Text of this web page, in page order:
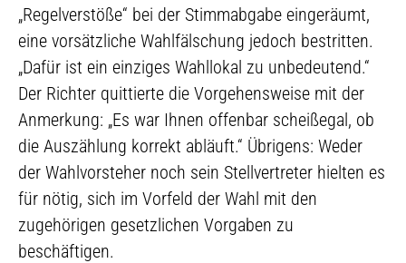
„Regelverstöße“ bei der Stimmabgabe eingeräumt,
eine vorsätzliche Wahlfälschung jedoch bestritten.
„Dafür ist ein einziges Wahllokal zu unbedeutend.“
Der Richter quittierte die Vorgehensweise mit der
Anmerkung: „Es war Ihnen offenbar scheißegal, ob
die Auszählung korrekt abläuft.“ Übrigens: Weder
der Wahlvorsteher noch sein Stellvertreter hielten es
für nötig, sich im Vorfeld der Wahl mit den
zugehörigen gesetzlichen Vorgaben zu
beschäftigen.